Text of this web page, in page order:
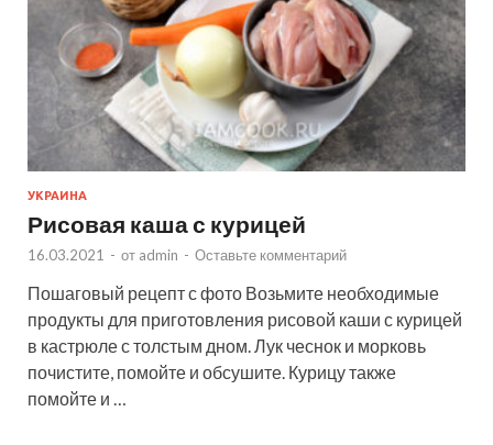
УКРАИНА
Рисовая каша с курицей
16.03.2021 - от admin - Оставьте комментарий
Пошаговый рецепт с фото Возьмите необходимые
продукты для приготовления рисовой каши с курицей
в кастрюле с толстым дном. Лук чеснок и морковь
почистите, помойте и обсушите. Курицу также
помойте и …